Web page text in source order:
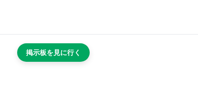
掲示板を見に行く